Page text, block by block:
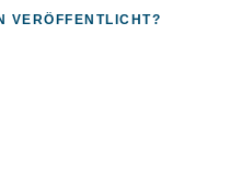
VERÖFFENTLICHT?